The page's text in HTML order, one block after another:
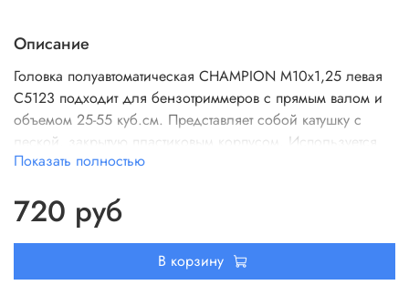
Описание
Головка полуавтоматическая CHAMPION М10х1,25 левая
C5123 подходит для бензотриммеров с прямым валом и
объемом 25-55 куб.см. Представляет собой катушку с
леской, закрытую пластиковым корпусом. Используется
для срезания любых видов травы. Головка является
вручную при выключенном двигателе, либо автоматически
при включенном двигателе и нажатии кнопкой (в нижней
части головки) о землю.
Показать полностью
720 руб
В корзину